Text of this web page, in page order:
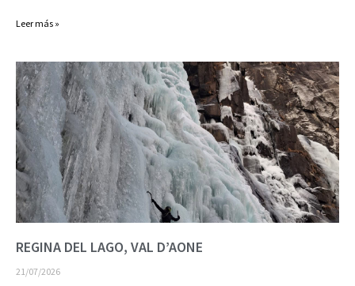
Leer más »
REGINA DEL LAGO, VAL D’AONE
21/07/2026